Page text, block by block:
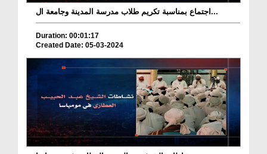
اجتماع بمناسبة تكريم طلاب مدرسة المدينة وجامعة ال...
Duration: 00:01:17
Created Date: 05-03-2024